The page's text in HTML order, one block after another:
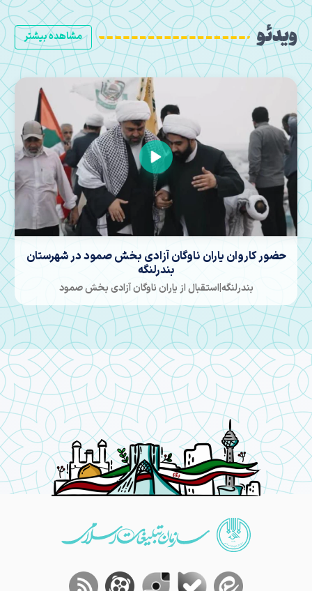
مشاهده بیشتر ویدئو
درس از زندگی حضر زهرا (س)
هرمزگان| پدر شهید تختی شهید مدافع حرم